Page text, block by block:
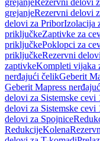
grejanjeRezervni delovi
grejanjeRezervni delovi
delovi za PriborIzolacija
priključkeZaptivke za
priključkePoklopci za
priključkeRezervni
zaptivkeKompleti vijaka
nerđajući čelikGeberit
Geberit Mapress
delovi za Sistemske cevi
delovi za Sistemske cevi
delovi za Spojnice
RedukcijeKolena